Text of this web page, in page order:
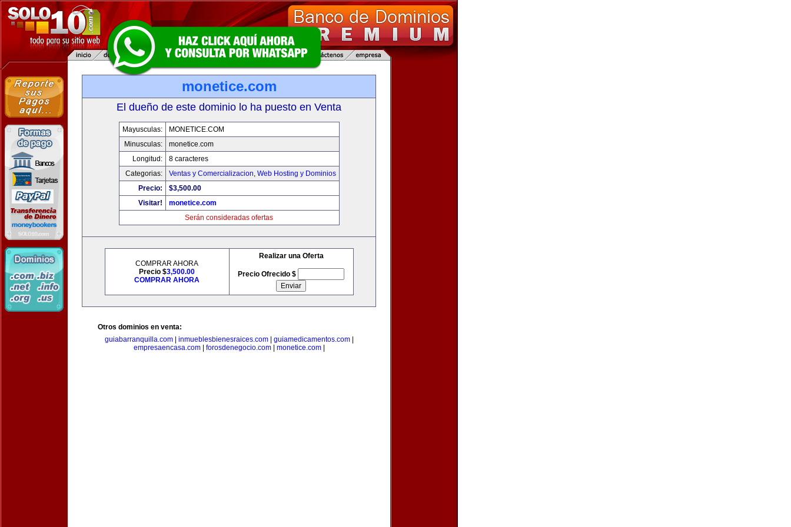
monetice.com
El dueño de este dominio lo ha puesto en Venta
Mayusculas:
MONETICE.COM
Minusculas:
monetice.com
Longitud:
8 caracteres
Categorias:
Ventas y Comercializacion, Web Hosting y Dominios
Precio:
$3,500.00
Visitar!
monetice.com
Serán consideradas ofertas
COMPRAR AHORA
Precio $3,500.00
COMPRAR AHORA
Realizar una Oferta
Precio Ofrecido $
Otros dominios en venta:
guiabarranquilla.com| inmueblesbienesraices.com| guiamedicamentos.com|
empresaencasa.com| forosdenegocio.com| monetice.com|